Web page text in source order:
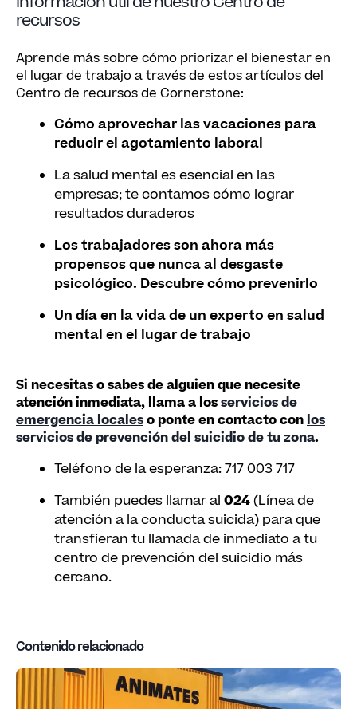
recursos
Aprende más sobre cómo priorizar el bienestar en
el lugar de trabajo a través de estos artículos del
Centro de recursos de Cornerstone:
Cómo aprovechar las vacaciones para
reducir el agotamiento laboral
La salud mental es esencial en las
empresas; te contamos cómo lograr
resultados duraderos
Los trabajadores son ahora más
propensos que nunca al desgaste
psicológico. Descubre cómo prevenirlo
Un día en la vida de un experto en salud
mental en el lugar de trabajo
Si necesitas o sabes de alguien que necesite
atención inmediata, llama a losservicios de
emergencia localeso ponte en contacto con los
servicios de prevención del suicidio de tu zona.
Teléfono de la esperanza: 717 003 717
También puedes llamar al 024(Línea de
atención a la conducta suicida) para que
transfieran tu llamada de inmediato a tu
centro de prevención del suicidio más
cercano.
Contenido relacionado